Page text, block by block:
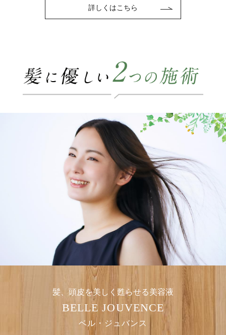
詳しくはこちら
髪、頭皮を美しく甦らせる美容液
BELLE JOUVENCE
ベル・ジュバンス